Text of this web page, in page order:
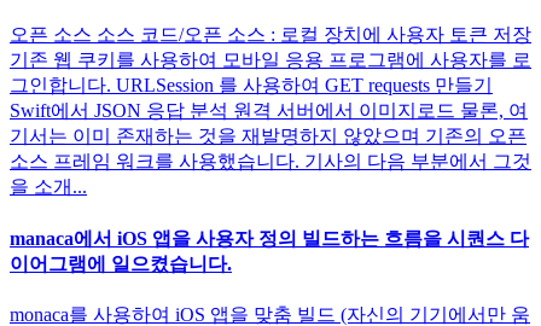
오픈 소스 소스 코드/오픈 소스 : 로컬 장치에 사용자 토큰 저장
기존 웹 쿠키를 사용하여 모바일 응용 프로그램에 사용자를 로
그인합니다. URLSession 를 사용하여 GET requests 만들기
Swift에서 JSON 응답 분석 원격 서버에서 이미지로드 물론, 여
기서는 이미 존재하는 것을 재발명하지 않았으며 기존의 오픈
소스 프레임 워크를 사용했습니다. 기사의 다음 부분에서 그것
을 소개...
manaca에서 iOS 앱을 사용자 정의 빌드하는 흐름을 시퀀스 다
이어그램에 일으켰습니다.
monaca를 사용하여 iOS 앱을 맞춤 빌드 (자신의 기기에서만 움